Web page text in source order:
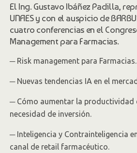
El Ing. Gustavo Ibáñez Padilla,
UNAES y con el auspicio de
cuatro conferencias en el
Management para Farmacias.
─ Risk management para Farmacias.
─ Nuevas tendencias IA en el
─ Cómo aumentar la productividad
necesidad de inversión.
─ Inteligencia y Contrainteligencia
canal de retail farmacéutico.